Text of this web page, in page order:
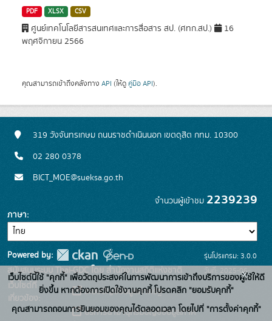
PDF XLSX CSV
ศูนย์เทคโนโลยีสารสนเทศและการสื่อสาร สป. (ศทก.สป.)
16
พฤศจิกายน 2566
คุณสามารถเข้าถึงคลังทาง API (ให้ดู คู่มือ API).
319 วังจันทรเกษม ถนนราชดำเนินนอก เขตดุสิต กทม. 10300
02 280 0378
BICT_MOE@sueksa.go.th
จำนวนผู้เข้าชม 2239239
ภาษา
Powered by:
สนับสนุนระบบ Thai-GDC โดย สำนักงานสถิติแห่งชาติ
เว็บไซต์ที่
เกี่ยวข้อง:
ระบบบัญชีข้อมูลภาครัฐ
บริการนามานุกรมบัญชีข้อมูลภาค
รุ่นโปรแกรม: 3.0.0
วันที่: 2025-06-
26
เว็บไซต์นี้ใช้ "คุกกี้" เพื่อวัตถุประสงค์ในการพัฒนาการเข้าถึงบริการของผู้ใช้ให้ดี
ยิ่งขึ้น หากต้องการเปิดใช้งานคุกกี้ โปรดคลิก "ยอมรับคุกกี้"
คุณสามารถถอนการยินยอมของคุณได้ตลอดเวลา โดยไปที่ "การตั้งค่าคุกกี้"
x